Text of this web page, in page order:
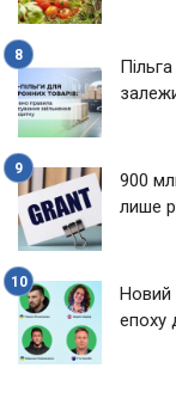
900
лише
Новий
епоху